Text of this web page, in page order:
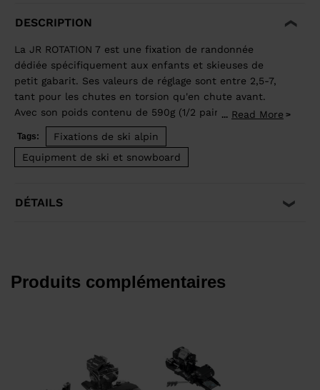
DESCRIPTION
La JR ROTATION 7 est une fixation de randonnée
dédiée spécifiquement aux enfants et skieuses de
petit gabarit. Ses valeurs de réglage sont entre 2,5-7,
tant pour les chutes en torsion qu'en chute avant.
Avec son poids contenu de 590g (1/2 paire), sa butée
rotative pour une bonne élasticité et sa talonnière
avec des cales de montées basculantes et
actionnables au bâton sans tourner la talonnière, cette
sécurité.
... Read More
Tags:
Fixations de ski alpin
Equipment de ski et snowboard
DÉTAILS
Produits complémentaires